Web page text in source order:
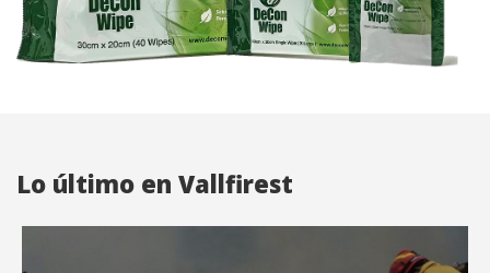
Lo último en Vallfirest